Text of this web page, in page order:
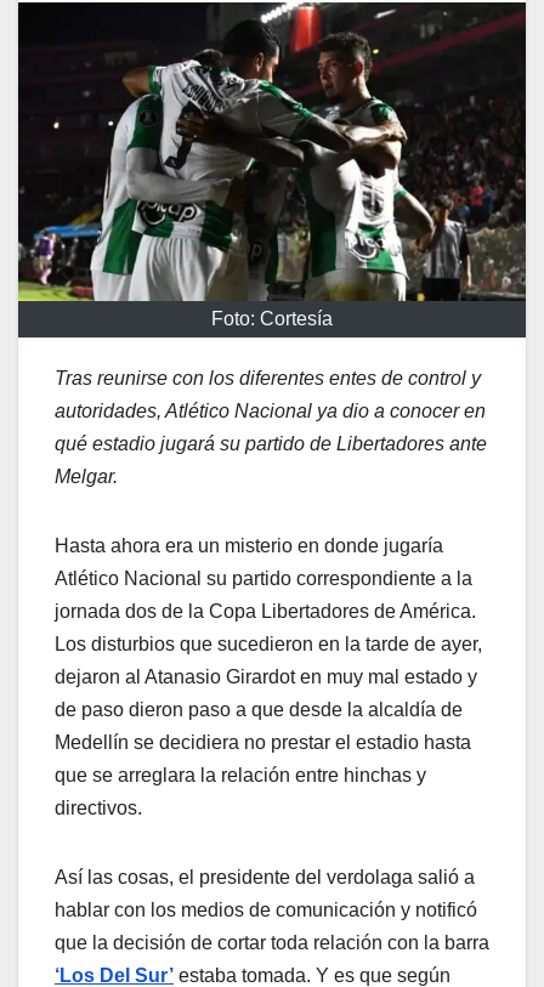
Foto: Cortesía
Tras reunirse con los diferentes entes de control y
autoridades, Atlético Nacional ya dio a conocer en
qué estadio jugará su partido de Libertadores ante
Melgar.
Hasta ahora era un misterio en donde jugaría
Atlético Nacional su partido correspondiente a la
jornada dos de la Copa Libertadores de América.
Los disturbios que sucedieron en la tarde de ayer,
dejaron al Atanasio Girardot en muy mal estado y
de paso dieron paso a que desde la alcaldía de
Medellín se decidiera no prestar el estadio hasta
que se arreglara la relación entre hinchas y
directivos.
Así las cosas, el presidente del verdolaga salió a
hablar con los medios de comunicación y notificó
que la decisión de cortar toda relación con la barra
‘Los Del Sur’ estaba tomada. Y es que según